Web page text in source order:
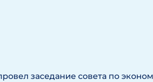
заседание совета по